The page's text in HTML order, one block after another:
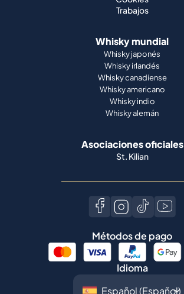
Trabajos
Whisky mundial
Whisky japonés
Whisky irlandés
Whisky canadiense
Whisky americano
Whisky indio
Whisky alemán
Asociaciones oficiales
St. Kilian
Métodos de pago
Idioma